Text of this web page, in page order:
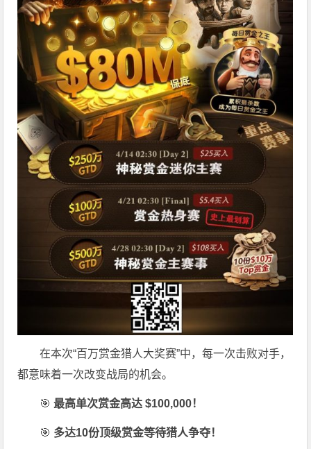
在本次“百万赏金猎人大奖赛”中，每一次击败对手，
都意味着一次改变战局的机会。
🎯最高单次赏金高达 $100,000！
🎯 多达10份顶级赏金等待猎人争夺！